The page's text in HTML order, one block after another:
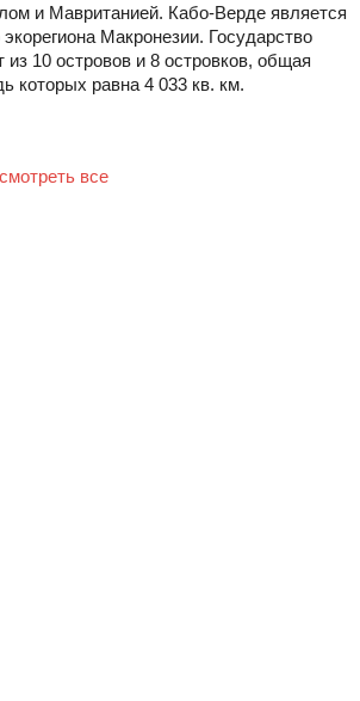
и Мавританией. Кабо-Верде является
Макронезии. Государство
из 10 островов и 8 островков, общая
которых равна 4 033 кв. км.
смотреть все